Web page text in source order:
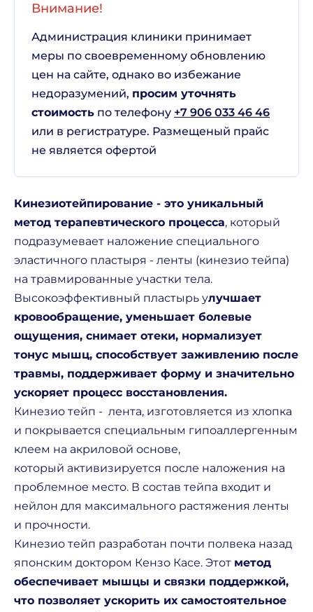
Внимание!
Администрация клиники принимает
меры по своевременному обновлению
цен на сайте, однако во избежание
недоразумений, просим уточнять
стоимость по телефону +7 906 033 46 46
или в регистратуре. Размещеный прайс
не является офертой
Кинезиотейпирование - это уникальный
метод терапевтического процесса, который
подразумевает наложение специального
эластичного пластыря - ленты (кинезио тейпа)
на травмированные участки тела.
Высокоэффективный пластырь улучшает
кровообращение, уменьшает болевые
ощущения, снимает отеки, нормализует
тонус мышц, способствует заживлению после
травмы, поддерживает форму и значительно
ускоряет процесс восстановления.
Кинезио тейп - лента, изготовляется из хлопка
и покрывается специальным гипоаллергенным
клеем на акриловой основе,
который активизируется после наложения на
проблемное место. В состав тейпа входит и
нейлон для максимального растяжения ленты
и прочности.
Кинезио тейп разработан почти полвека назад
японским доктором Кензо Касе. Этот метод
обеспечивает мышцы и связки поддержкой,
что позволяет ускорить их самостоятельное